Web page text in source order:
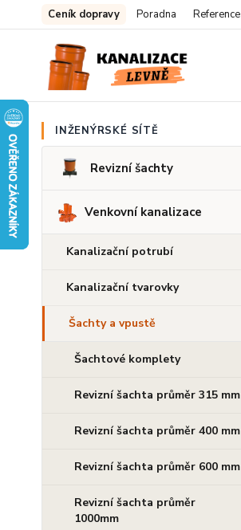
Ceník dopravy Poradna Reference
INŽENÝRSKÉ SÍTĚ
Revizní šachty
Venkovní kanalizace
Kanalizační potrubí
Kanalizační tvarovky
Šachty a vpustě
Šachtové komplety
Revizní šachta průměr 315 mm
Revizní šachta průměr 400 mm
Revizní šachta průměr 600 mm
Revizní šachta průměr
1000mm